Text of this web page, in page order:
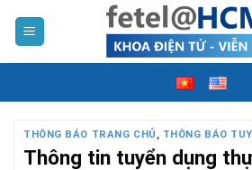
THÔNG BÁO TRANG CHỦ , THÔNG BÁO
Thông tin tuyển dụng